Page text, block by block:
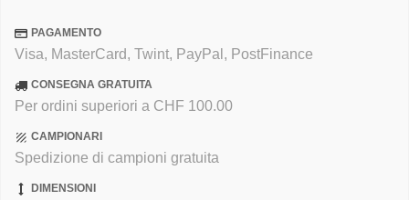
PAGAMENTO
Visa, MasterCard, Twint, PayPal, PostFinance
CONSEGNA GRATUITA
Per ordini superiori a CHF 100.00
CAMPIONARI
Spedizione di campioni gratuita
DIMENSIONI